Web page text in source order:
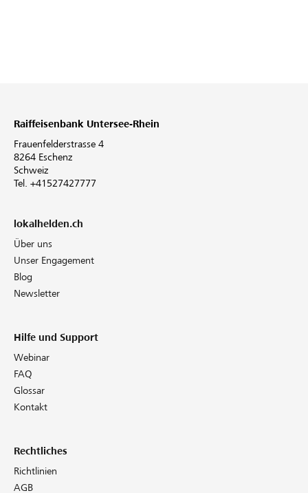
Raiffeisenbank Untersee-Rhein
Frauenfelderstrasse 4
8264 Eschenz
Schweiz
Tel. +41527427777
lokalhelden.ch
Über uns
Unser Engagement
Blog
Newsletter
Hilfe und Support
Webinar
FAQ
Glossar
Kontakt
Rechtliches
Richtlinien
AGB